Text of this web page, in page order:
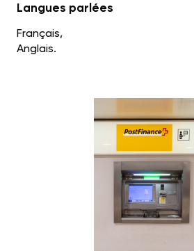
Langues parlées
Français,
Anglais.